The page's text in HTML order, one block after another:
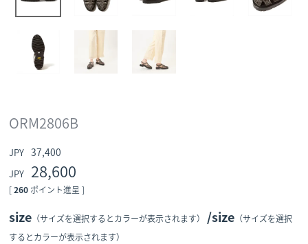
ORM2806B
37,400
28,600
[ 260 ポイント進呈 ]
size （サイズを選択するとカラーが表示されます） size （サイズを選択
するとカラーが表示されます）